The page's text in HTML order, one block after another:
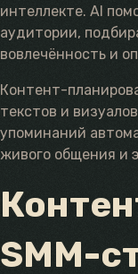
интеллекте. AI
аудитории,
вовлечённость и
Контент-
текстов и
упоминаний
живого общения и
SMM-